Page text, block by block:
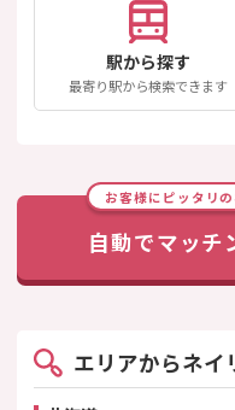
エリアからネイ
駅から探す
最寄り駅から検索できます
お客様にピッタリ
自動でマッチ